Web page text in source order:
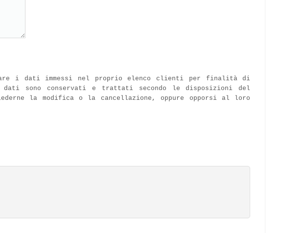
i dati immessi nel proprio elenco clienti per finalità di
sono conservati e trattati secondo le disposizioni del
la modifica o la cancellazione, oppure opporsi al loro